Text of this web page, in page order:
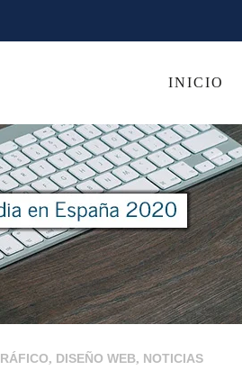
INICIO
, DISEÑO WEB, NOTICIAS